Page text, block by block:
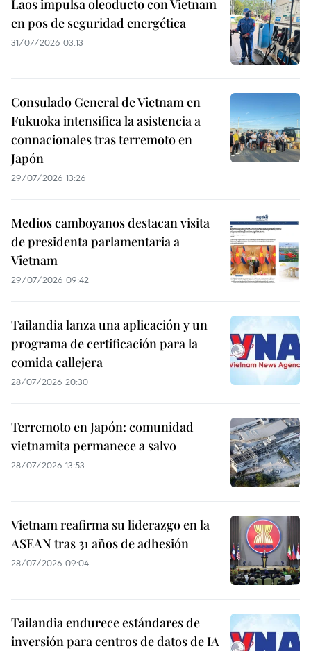
Laos impulsa oleoducto con Vietnam
en pos de seguridad energética
31/07/2026 03:13
Consulado General de Vietnam en
Fukuoka intensifica la asistencia a
connacionales tras terremoto en
Japón
29/07/2026 13:26
Medios camboyanos destacan visita
de presidenta parlamentaria a
Vietnam
29/07/2026 09:42
Tailandia lanza una aplicación y un
programa de certificación para la
comida callejera
28/07/2026 20:30
Terremoto en Japón: comunidad
vietnamita permanece a salvo
28/07/2026 13:53
Vietnam reafirma su liderazgo en la
ASEAN tras 31 años de adhesión
28/07/2026 09:04
Tailandia endurece estándares de
inversión para centros de datos de IA